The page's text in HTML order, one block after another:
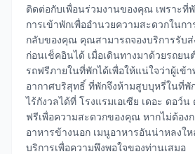
ติดต่อกับเพื่อนร่วมงานของคุณ เพราะที่
การเข้าพักเพื่ออำนวยความสะดวกในก
กลับของคุณ คุณสามารถจองบริการรับ
ก่อนเช็คอินได้ เมื่อเดินทางมาด้วยรถยน
รถฟรีภายในที่พักได้เพื่อให้แน่ใจว่าผู้เข้
อากาศบริสุทธิ์ ที่พักจึงห้ามสูบบุหรี่ในที่พั
ไร้กังวลได้ที่ โรงแรมเอเซีย เดอะ ดอว์
ฟรีเพื่อความสะดวกของคุณ หากไม่ต้อง
อาหารข้างนอก เมนูอาหารอันน่าหลงใ
บริการเพื่อความพึงพอใจของท่านเสมอ